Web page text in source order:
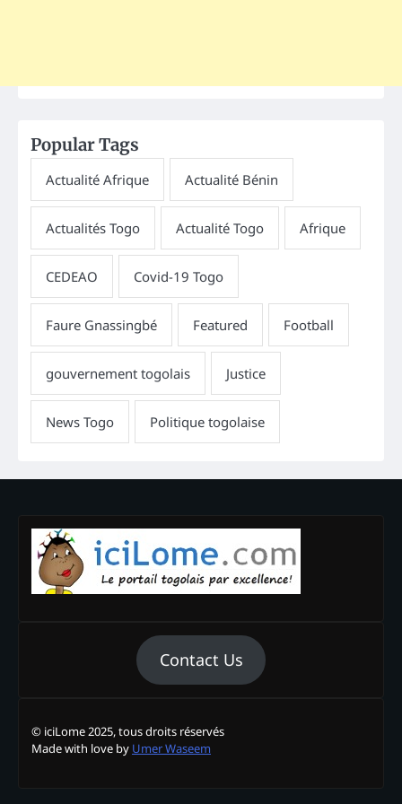
Popular Tags
Contact Us
© iciLome 2025, tous droits réservés
Made with love by Umer Waseem